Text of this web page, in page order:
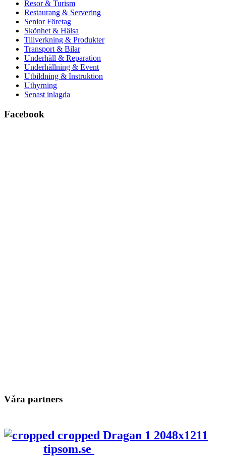
Resor & Turism
Restaurang & Servering
Senior Företag
Skönhet & Hälsa
Tillverkning & Produkter
Transport & Bilar
Underhåll & Reparation
Underhållning & Event
Utbildning & Instruktion
Uthyrning
Senast inlagda
Facebook
Våra partners
tipsom.se